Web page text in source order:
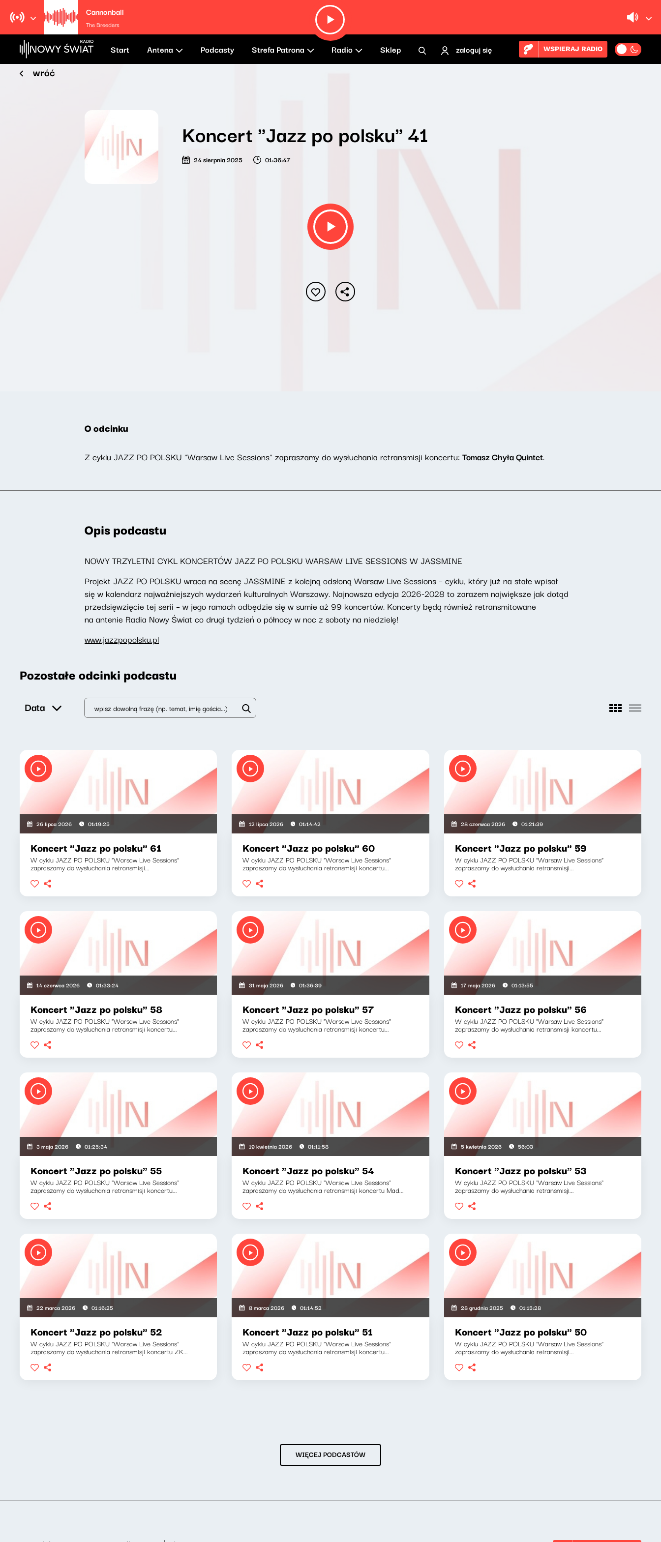
Cannonball
The Breeders
Start Antena Podcasty Strefa Patrona Radio Sklep zaloguj się WSPIERAJ RADIO
wróć
Koncert "Jazz po polsku" 41
24 sierpnia 2025 01:36:47
O odcinku
Z cyklu JAZZ PO POLSKU "Warsaw Live Sessions" zapraszamy do wysłuchania retransmisji koncertu: Tomasz Chyła Quintet.
Opis podcastu
NOWY TRZYLETNI CYKL KONCERTÓW JAZZ PO POLSKU WARSAW LIVE SESSIONS W JASSMINE
Projekt JAZZ PO POLSKU wraca na scenę JASSMINE z kolejną odsłoną Warsaw Live Sessions – cyklu, który już na stałe wpisał
się w kalendarz najważniejszych wydarzeń kulturalnych Warszawy. Najnowsza edycja 2026-2028 to zarazem największe jak dotąd
przedsięwzięcie tej serii – w jego ramach odbędzie się w sumie aż 99 koncertów. Koncerty będą również retransmitowane
na antenie Radia Nowy Świat co drugi tydzień o północy w noc z soboty na niedzielę!
www.jazzpopolsku.pl
Pozostałe odcinki podcastu
Data
26 lipca 2026 01:19:25
Koncert "Jazz po polsku" 61
W cyklu JAZZ PO POLSKU "Warsaw Live Sessions"
zapraszamy do wysłuchania retransmisji...
12 lipca 2026 01:14:42
Koncert "Jazz po polsku" 60
W cyklu JAZZ PO POLSKU "Warsaw Live Sessions"
zapraszamy do wysłuchania retransmisji koncertu...
28 czerwca 2026 01:21:39
Koncert "Jazz po polsku" 59
W cyklu JAZZ PO POLSKU "Warsaw Live Sessions"
zapraszamy do wysłuchania retransmisji...
14 czerwca 2026 01:33:24
Koncert "Jazz po polsku" 58
W cyklu JAZZ PO POLSKU "Warsaw Live Sessions"
zapraszamy do wysłuchania retransmisji koncertu...
31 maja 2026 01:36:39
Koncert "Jazz po polsku" 57
W cyklu JAZZ PO POLSKU "Warsaw Live Sessions"
zapraszamy do wysłuchania retransmisji koncertu...
17 maja 2026 01:13:55
Koncert "Jazz po polsku" 56
W cyklu JAZZ PO POLSKU "Warsaw Live Sessions"
zapraszamy do wysłuchania retransmisji koncertu...
3 maja 2026 01:25:34
Koncert "Jazz po polsku" 55
W cyklu JAZZ PO POLSKU "Warsaw Live Sessions"
zapraszamy do wysłuchania retransmisji koncertu...
19 kwietnia 2026 01:11:58
Koncert "Jazz po polsku" 54
W cyklu JAZZ PO POLSKU "Warsaw Live Sessions"
zapraszamy do wysłuchania retransmisji koncertu Mad...
5 kwietnia 2026 56:03
Koncert "Jazz po polsku" 53
W cyklu JAZZ PO POLSKU "Warsaw Live Sessions"
zapraszamy do wysłuchania retransmisji...
22 marca 2026 01:16:25
Koncert "Jazz po polsku" 52
W cyklu JAZZ PO POLSKU "Warsaw Live Sessions"
zapraszamy do wysłuchania retransmisji koncertu ZK...
8 marca 2026 01:14:52
Koncert "Jazz po polsku" 51
W cyklu JAZZ PO POLSKU "Warsaw Live Sessions"
zapraszamy do wysłuchania retransmisji koncertu...
28 grudnia 2025 01:15:28
Koncert "Jazz po polsku" 50
W cyklu JAZZ PO POLSKU "Warsaw Live Sessions"
zapraszamy do wysłuchania retransmisji...
WIĘCEJ PODCASTÓW